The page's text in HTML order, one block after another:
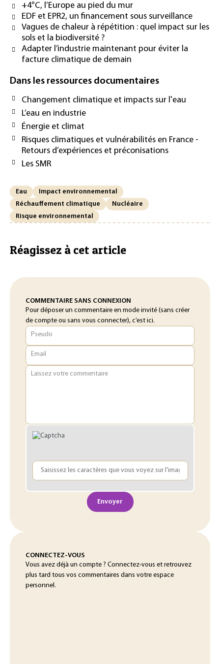
+4°C, l’Europe au pied du mur
EDF et EPR2, un financement sous surveillance
Vagues de chaleur à répétition : quel impact sur les
sols et la biodiversité ?
Adapter l’industrie maintenant pour éviter la
facture climatique de demain
Dans les ressources documentaires
Changement climatique et impacts sur l'eau
L’eau en industrie
Énergie et climat
Risques climatiques et vulnérabilités en France -
Retours d’expériences et préconisations
Les SMR
Eau
Impact environnemental
Réchauffement climatique
Nucléaire
Risque environnemental
Réagissez à cet article
COMMENTAIRE SANS CONNEXION
Pour déposer un commentaire en mode invité (sans créer
de compte ou sans vous connecter), c’est ici.
Pseudo
Email
Laissez votre commentaire
Envoyer
CONNECTEZ-VOUS
Vous avez déjà un compte ? Connectez-vous et retrouvez
plus tard tous vos commentaires dans votre espace
personnel.